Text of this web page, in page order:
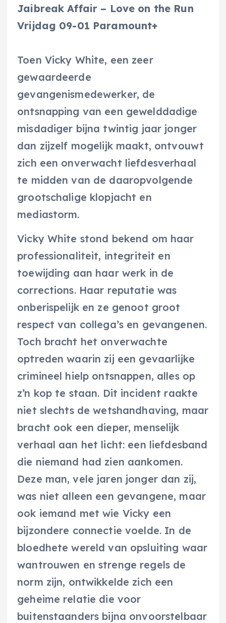
Jaibreak Affair – Love on the Run
Vrijdag 09-01 Paramount+
Toen Vicky White, een zeer
gewaardeerde
gevangenismedewerker, de
ontsnapping van een gewelddadige
misdadiger bijna twintig jaar jonger
dan zijzelf mogelijk maakt, ontvouwt
zich een onverwacht liefdesverhaal
te midden van de daaropvolgende
grootschalige klopjacht en
mediastorm.
Vicky White stond bekend om haar
professionaliteit, integriteit en
toewijding aan haar werk in de
corrections. Haar reputatie was
onberispelijk en ze genoot groot
respect van collega’s en gevangenen.
Toch bracht het onverwachte
optreden waarin zij een gevaarlijke
crimineel hielp ontsnappen, alles op
z’n kop te staan. Dit incident raakte
niet slechts de wetshandhaving, maar
bracht ook een dieper, menselijk
verhaal aan het licht: een liefdesband
die niemand had zien aankomen.
Deze man, vele jaren jonger dan zij,
was niet alleen een gevangene, maar
ook iemand met wie Vicky een
bijzondere connectie voelde. In de
bloedhete wereld van opsluiting waar
wantrouwen en strenge regels de
norm zijn, ontwikkelde zich een
geheime relatie die voor
buitenstaanders bijna onvoorstelbaar